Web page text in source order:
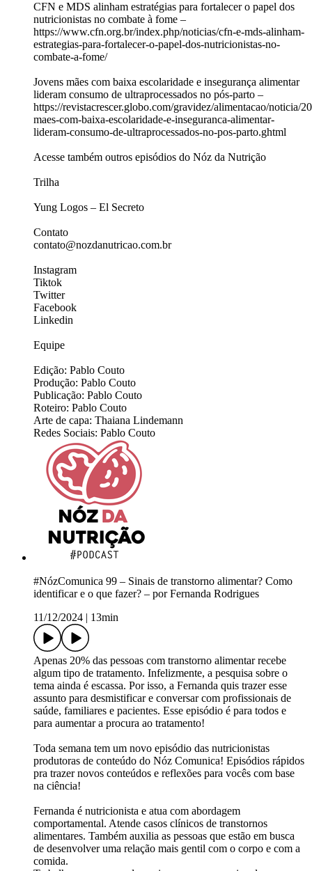
CFN e MDS alinham estratégias para fortalecer o papel dos
nutricionistas no combate à fome –
https://www.cfn.org.br/index.php/noticias/cfn-e-mds-alinham-
estrategias-para-fortalecer-o-papel-dos-nutricionistas-no-
combate-a-fome/
Jovens mães com baixa escolaridade e insegurança alimentar
lideram consumo de ultraprocessados no pós-parto –
https://revistacrescer.globo.com/gravidez/alimentacao/noticia/
maes-com-baixa-escolaridade-e-inseguranca-alimentar-
lideram-consumo-de-ultraprocessados-no-pos-parto.ghtml
Acesse também outros episódios do Nóz da Nutrição
Trilha
Yung Logos – El Secreto
Contato
contato@nozdanutricao.com.br
Instagram
Tiktok
Twitter
Facebook
Linkedin
Equipe
Edição: Pablo Couto
Produção: Pablo Couto
Publicação: Pablo Couto
Roteiro: Pablo Couto
Arte de capa: Thaiana Lindemann
Redes Sociais: Pablo Couto
#NózComunica 99 – Sinais de transtorno alimentar? Como
identificar e o que fazer? – por Fernanda Rodrigues
11/12/2024
13min
Apenas 20% das pessoas com transtorno alimentar recebe
algum tipo de tratamento. Infelizmente, a pesquisa sobre o
tema ainda é escassa. Por isso, a Fernanda quis trazer esse
assunto para desmistificar e conversar com profissionais de
saúde, familiares e pacientes. Esse episódio é para todos e
para aumentar a procura ao tratamento!
Toda semana tem um novo episódio das nutricionistas
produtoras de conteúdo do Nóz Comunica! Episódios rápidos
pra trazer novos conteúdos e reflexões para vocês com base
na ciência!
Fernanda é nutricionista e atua com abordagem
comportamental. Atende casos clínicos de transtornos
alimentares. Também auxilia as pessoas que estão em busca
de desenvolver uma relação mais gentil com o corpo e com a
comida.